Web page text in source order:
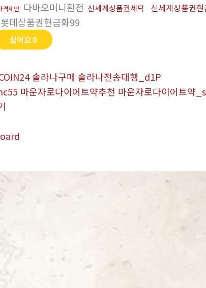
격제안 다바오머니환전 신세계상품권세탁 신세계상품권
롯데상품권현금화99
싫어요0
솔라나구매 솔라나전송대행_d1P
마운자로다이어트약추천 마운자로다이어트약